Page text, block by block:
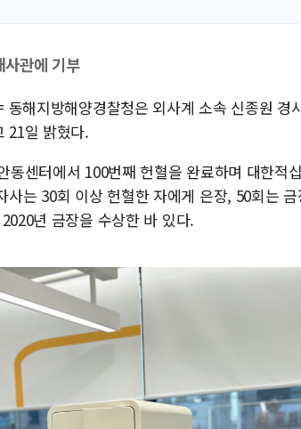
관에 기부
해지방해양경찰청은 외사계 소속 신종원 경
21일 밝혔다.
동센터에서 100번째 헌혈을 완료하며 대한적
사는 30회 이상 헌혈한 자에게 은장, 50회는
년 금장을 수상한 바 있다.